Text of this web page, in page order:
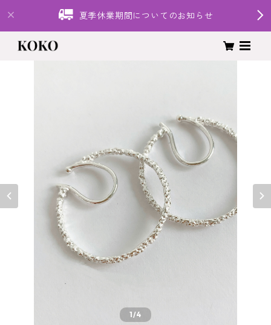
夏季休業期間についてのお知らせ
1/4